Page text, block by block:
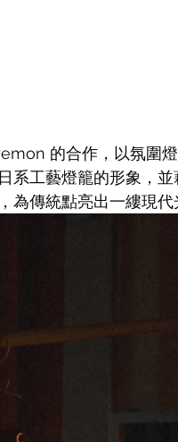
的合作，以氛圍
系工藝燈籠的形象，
為傳統點亮出一縷現代